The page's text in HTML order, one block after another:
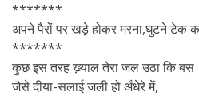
*******
अपने पैरों पर खड़े होकर मरना,घुटने टेक
*******
कुछ इस तरह ख्‍़याल तेरा जल उठा कि बस
जैसे दीया-सलाई जली हो अँधेरे में,